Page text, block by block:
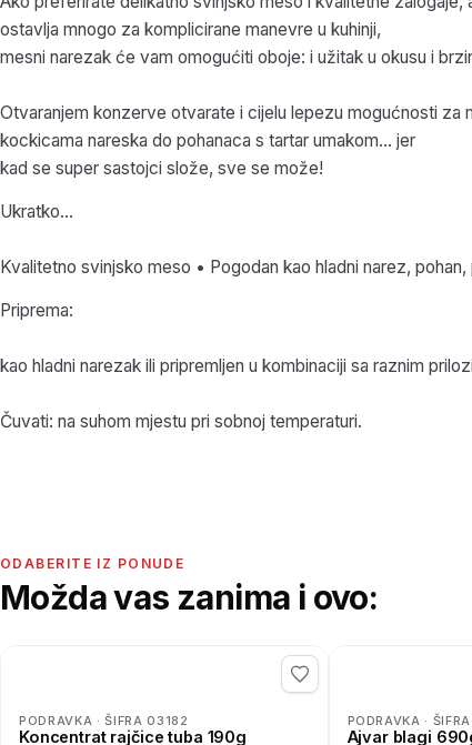
ostavlja mnogo za komplicirane manevre u kuhinji,
mesni narezak će vam omogućiti oboje: i užitak u okusu i
Otvaranjem konzerve otvarate i cijelu lepezu mogućnosti za
kockicama nareska do pohanaca s tartar umakom… jer
kad se super sastojci slože, sve se može!
Ukratko…
Kvalitetno svinjsko meso • Pogodan kao hladni narez, pohan,
Priprema:
kao hladni narezak ili pripremljen u kombinaciji sa raznim
Čuvati: na suhom mjestu pri sobnoj temperaturi.
ODABERITE IZ PONUDE
Možda vas zanima i ovo:
PODRAVKA · ŠIFRA 03182
Koncentrat rajčice tuba 190g
PODRAVKA ·
Ajvar blagi